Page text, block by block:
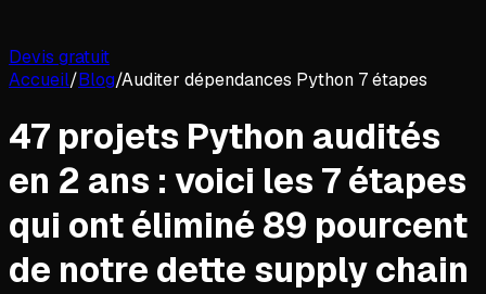
Devis gratuit
Accueil/Blog/Auditer dépendances Python 7 étapes
47 projets Python audités
en 2 ans : voici les 7 étapes
qui ont éliminé 89 pourcent
de notre dette supply chain